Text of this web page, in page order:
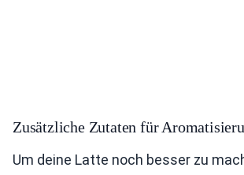
Zusätzliche Zutaten für
Um deine Latte noch besser zu